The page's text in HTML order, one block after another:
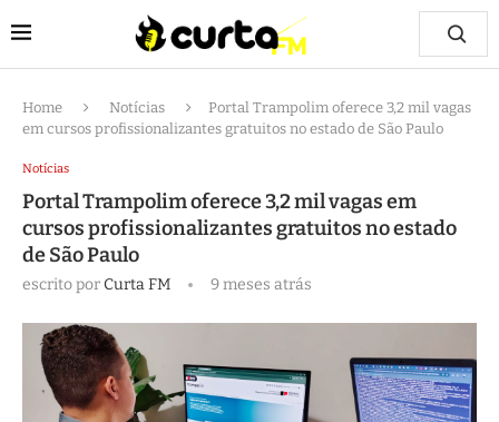
Home Notícias
Portal Trampolim oferece 3,2 mil vagas
em cursos profissionalizantes gratuitos no estado de São Paulo
Notícias
Portal Trampolim oferece 3,2 mil vagas em
cursos profissionalizantes gratuitos no estado
de São Paulo
escrito porCurta FM 9 meses atrás